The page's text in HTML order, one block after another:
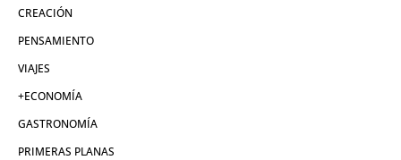
CREACIÓN
PENSAMIENTO
VIAJES
+ECONOMÍA
GASTRONOMÍA
PRIMERAS PLANAS